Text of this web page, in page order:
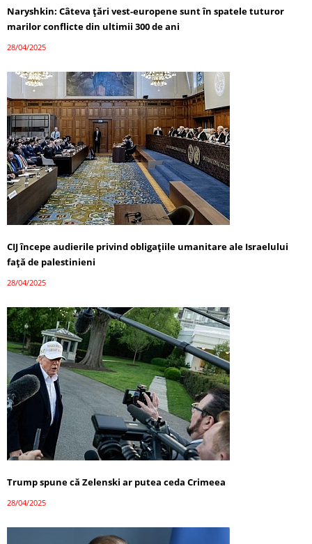
Naryshkin: Câteva țări vest-europene sunt în spatele tuturor
marilor conflicte din ultimii 300 de ani
28/04/2025
CIJ începe audierile privind obligațiile umanitare ale Israelului
față de palestinieni
28/04/2025
Trump spune că Zelenski ar putea ceda Crimeea
28/04/2025